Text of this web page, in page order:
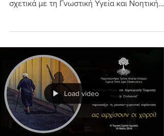
σχετικά με τη Γνωστική Υγεία και Νοητική
Load video